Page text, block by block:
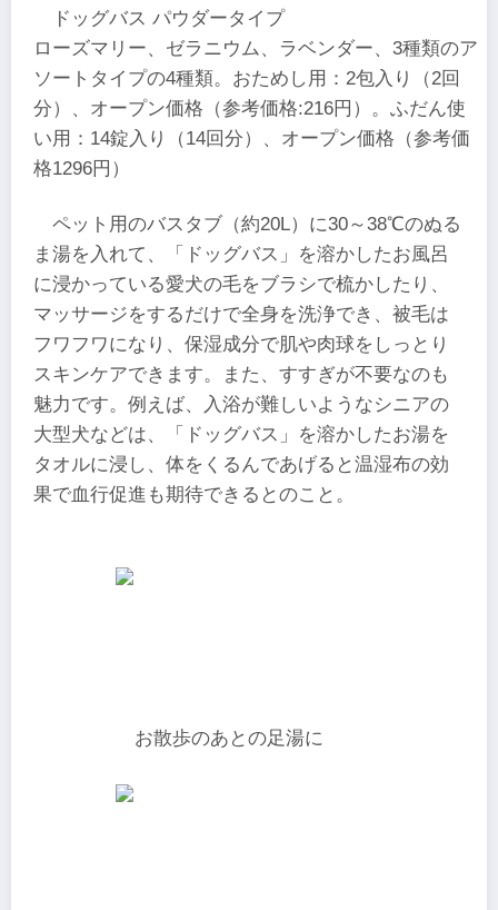
ドッグバス パウダータイプ
ローズマリー、ゼラニウム、ラベンダー、3種類のア
ソートタイプの4種類。おためし用：2包入り（2回
分）、オープン価格（参考価格:216円）。ふだん使
い用：14錠入り（14回分）、オープン価格（参考価
格1296円）
ペット用のバスタブ（約20L）に30～38℃のぬる
ま湯を入れて、「ドッグバス」を溶かしたお風呂
に浸かっている愛犬の毛をブラシで梳かしたり、
マッサージをするだけで全身を洗浄でき、被毛は
フワフワになり、保湿成分で肌や肉球をしっとり
スキンケアできます。また、すすぎが不要なのも
魅力です。例えば、入浴が難しいようなシニアの
大型犬などは、「ドッグバス」を溶かしたお湯を
タオルに浸し、体をくるんであげると温湿布の効
果で血行促進も期待できるとのこと。
お散歩のあとの足湯に